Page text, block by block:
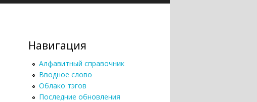
Навигация
Алфавитный справочник
Вводное слово
Облако тэгов
Последние обновления